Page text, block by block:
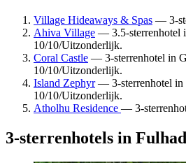
Village Hideaways & Spas — 3-
Ahiva Village — 3.5-sterrenhotel
10/10/Uitzonderlijk.
Coral Castle — 3-sterrenhotel in
10/10/Uitzonderlijk.
Island Zephyr— 3-sterrenhotel in
10/10/Uitzonderlijk.
Atholhu Residence — 3-
3-sterrenhotels in